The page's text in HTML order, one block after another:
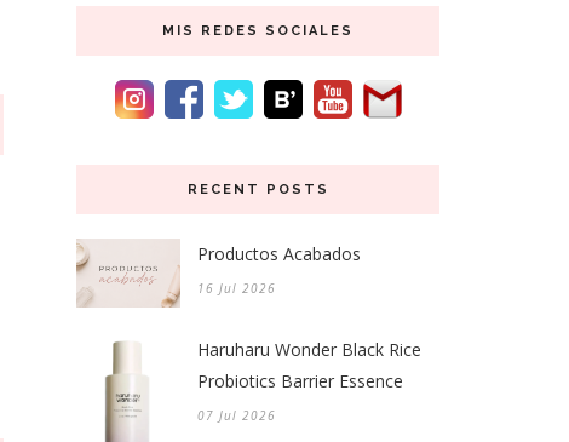
MIS REDES SOCIALES
RECENT POSTS
Productos Acabados
16 Jul 2026
Haruharu Wonder Black Rice
Probiotics Barrier Essence
07 Jul 2026